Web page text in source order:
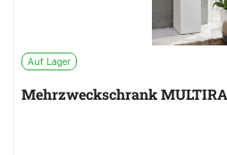
Auf Lager
Mehrzweckschrank